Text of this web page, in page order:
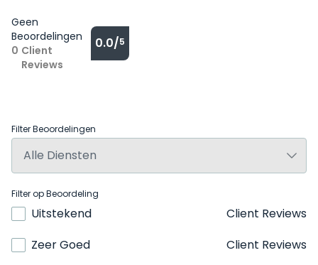
Geen
Beoordelingen
0 Client
Reviews
0.0/5
Filter Beoordelingen
Filter op Beoordeling
Uitstekend
Client Reviews
Zeer Goed
Client Reviews